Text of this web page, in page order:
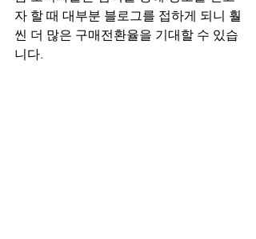
자 할 때 대부분 블로그를 접하게 되니 훨
씬 더 많은 구매전환율을 기대할 수 있습
니다.